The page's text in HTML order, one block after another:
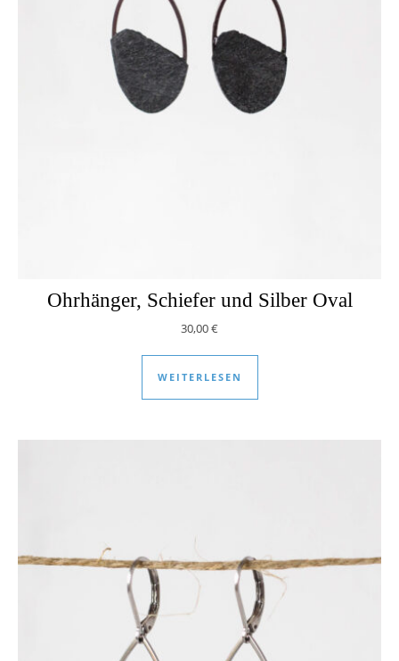
Ohrhänger, Schiefer und Silber Oval
30,00€
WEITERLESEN